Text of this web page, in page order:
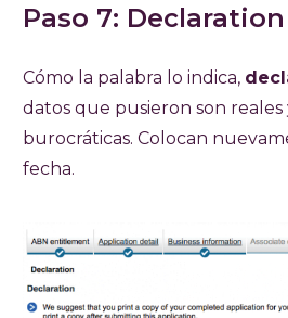
Paso 7: Declaration
Cómo la palabra lo indica,
datos que pusieron son reales
burocráticas. Colocan
fecha.